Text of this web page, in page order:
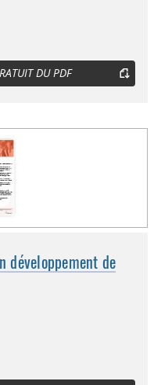
DU PDF
développement de